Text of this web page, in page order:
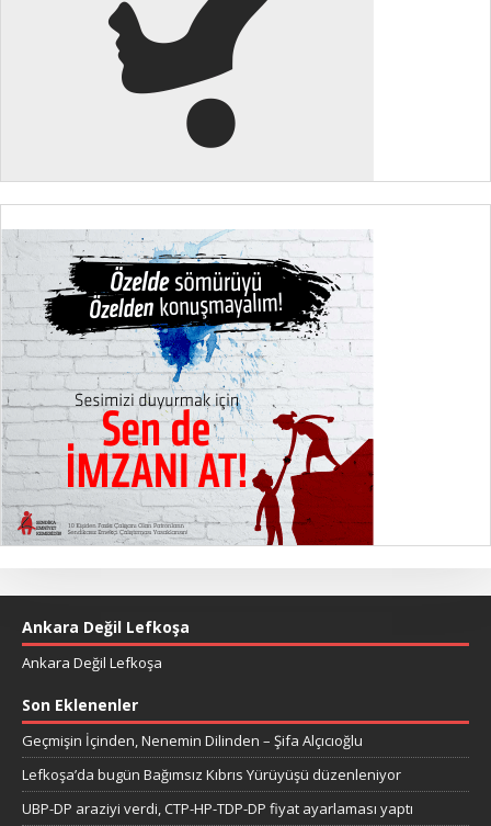
Ankara Değil Lefkoşa
Ankara Değil Lefkoşa
Son Eklenenler
Geçmişin İçinden, Nenemin Dilinden – Şifa Alçıcıoğlu
Lefkoşa’da bugün Bağımsız Kıbrıs Yürüyüşü düzenleniyor
UBP-DP araziyi verdi, CTP-HP-TDP-DP fiyat ayarlaması yaptı